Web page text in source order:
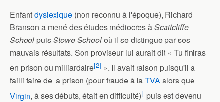
Enfantdyslexique (non reconnu à l'époque), Richard
Branson a mené des études médiocres àScaitcliffe
School puisStowe Schooloù il se distingue par ses
mauvais résultats. Son proviseur lui aurait dit « Tu finiras
en prison ou milliardaire[2] ». Il avait raison puisqu'il a
failli faire de la prison (pour fraude à laTVAalors que
Virgin, à ses débuts, était en difficulté)[ puis est devenu